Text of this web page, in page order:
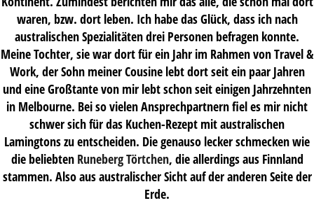
waren, bzw. dort leben. Ich habe das Glück, dass ich nach
australischen Spezialitäten drei Personen befragen konnte.
Meine Tochter, sie war dort für ein Jahr im Rahmen von Travel &
Work, der Sohn meiner Cousine lebt dort seit ein paar Jahren
und eine Großtante von mir lebt schon seit einigen Jahrzehnten
in Melbourne. Bei so vielen Ansprechpartnern fiel es mir nicht
schwer sich für das Kuchen-Rezept mit australischen
Lamingtons zu entscheiden. Die genauso lecker schmecken wie
die beliebten Runeberg Törtchen, die allerdings aus Finnland
stammen. Also aus australischer Sicht auf der anderen Seite der
Erde.